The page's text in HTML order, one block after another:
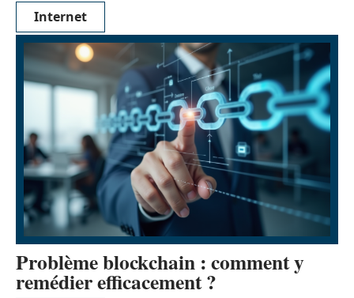
Internet
Problème blockchain : comment y
remédier efficacement ?